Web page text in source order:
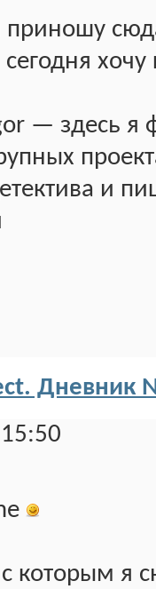
хочу
— здесь я
и
Дневник
которым я